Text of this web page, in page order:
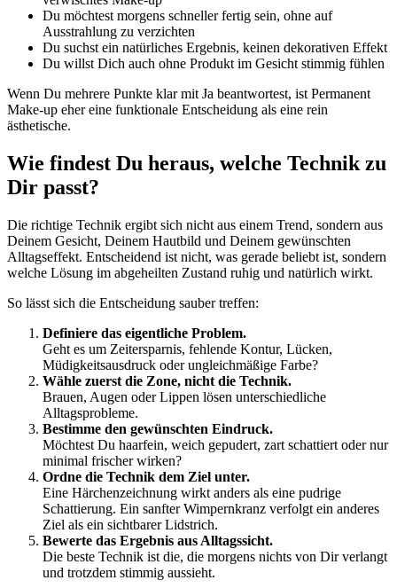
Du möchtest morgens schneller fertig sein, ohne auf
Ausstrahlung zu verzichten
Du suchst ein natürliches Ergebnis, keinen dekorativen Effekt
Du willst Dich auch ohne Produkt im Gesicht stimmig fühlen
Wenn Du mehrere Punkte klar mit Ja beantwortest, ist Permanent
Make-up eher eine funktionale Entscheidung als eine rein
ästhetische.
Wie findest Du heraus, welche Technik zu
Dir passt?
Die richtige Technik ergibt sich nicht aus einem Trend, sondern aus
Deinem Gesicht, Deinem Hautbild und Deinem gewünschten
Alltagseffekt. Entscheidend ist nicht, was gerade beliebt ist, sondern
welche Lösung im abgeheilten Zustand ruhig und natürlich wirkt.
So lässt sich die Entscheidung sauber treffen:
Definiere das eigentliche Problem.
Geht es um Zeitersparnis, fehlende Kontur, Lücken,
Müdigkeitsausdruck oder ungleichmäßige Farbe?
Wähle zuerst die Zone, nicht die Technik.
Brauen, Augen oder Lippen lösen unterschiedliche
Alltagsprobleme.
Bestimme den gewünschten Eindruck.
Möchtest Du haarfein, weich gepudert, zart schattiert oder nur
minimal frischer wirken?
Ordne die Technik dem Ziel unter.
Eine Härchenzeichnung wirkt anders als eine pudrige
Schattierung. Ein sanfter Wimpernkranz verfolgt ein anderes
Ziel als ein sichtbarer Lidstrich.
Bewerte das Ergebnis aus Alltagssicht.
Die beste Technik ist die, die morgens nichts von Dir verlangt
und trotzdem stimmig aussieht.